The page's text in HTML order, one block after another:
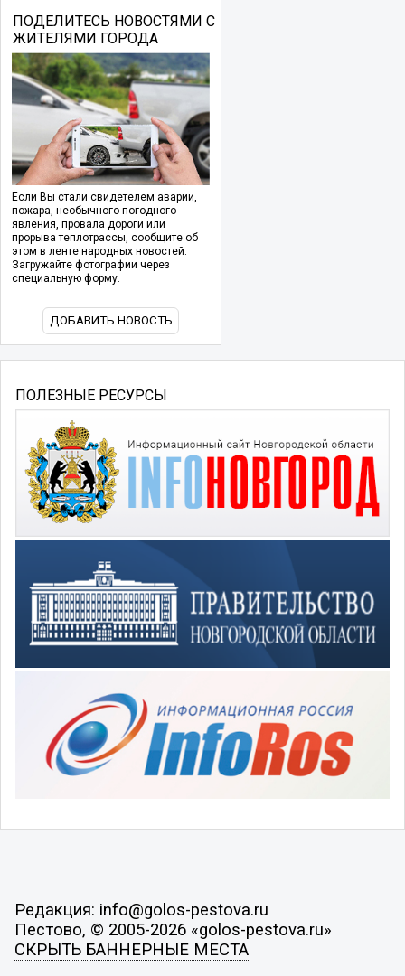
ПОДЕЛИТЕСЬ НОВОСТЯМИ С
ЖИТЕЛЯМИ ГОРОДА
Если Вы стали свидетелем аварии,
пожара, необычного погодного
явления, провала дороги или
прорыва теплотрассы, сообщите об
этом в ленте народных новостей.
Загружайте фотографии через
специальную форму.
ДОБАВИТЬ НОВОСТЬ
ПОЛЕЗНЫЕ РЕСУРСЫ
Редакция: info@golos-pestova.ru
Пестово, © 2005-2026 «golos-pestova.ru»
СКРЫТЬ БАННЕРНЫЕ МЕСТА